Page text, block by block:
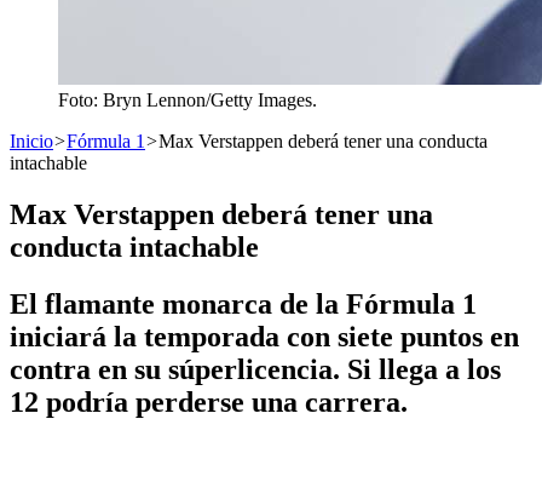
Foto: Bryn Lennon/Getty Images.
Inicio>Fórmula 1 >Max Verstappen deberá tener una conducta
intachable
Max Verstappen deberá tener una
conducta intachable
El flamante monarca de la Fórmula 1
iniciará la temporada con siete puntos en
contra en su súperlicencia. Si llega a los
12 podría perderse una carrera.